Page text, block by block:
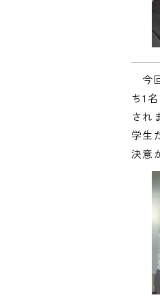
今
ち1
され
学生
決意